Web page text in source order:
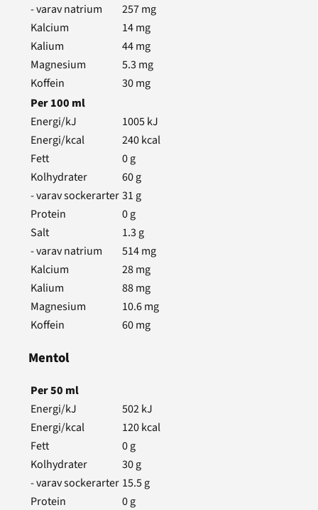
- varav natrium
257mg
Kalcium
14mg
Kalium
44mg
Magnesium
5.3 mg
Koffein
30mg
Per100 ml
Energi/kJ
1005kJ
Energi/kcal
240kcal
Fett
0g
Kolhydrater
60g
- varav sockerarter31 g
Protein
0g
Salt
1.3 g
- varav natrium
514mg
Kalcium
28mg
Kalium
88mg
Magnesium
10.6mg
Koffein
60mg
Mentol
Per50 ml
Energi/kJ
502kJ
Energi/kcal
120kcal
Fett
0g
Kolhydrater
30g
- varav sockerarter 15.5g
Protein
0g